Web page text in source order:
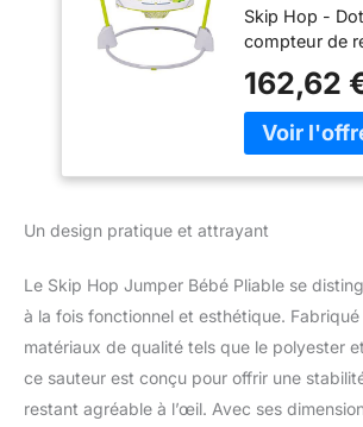
Skip Hop -
compteur de
sauts de
sauteur pour
applaudit à
rotatif à 360
s'asseoir, de
de rebondir.
jumper bébé
Indispensable
de Bébé - Le
162,62
Un design pratique et attrayant
Le Skip Hop Jumper Bébé Pliable se
à la fois fonctionnel et esthétique.
matériaux de qualité tels que le polyester
ce sauteur est conçu pour offrir une
restant agréable à l’œil. Avec ses